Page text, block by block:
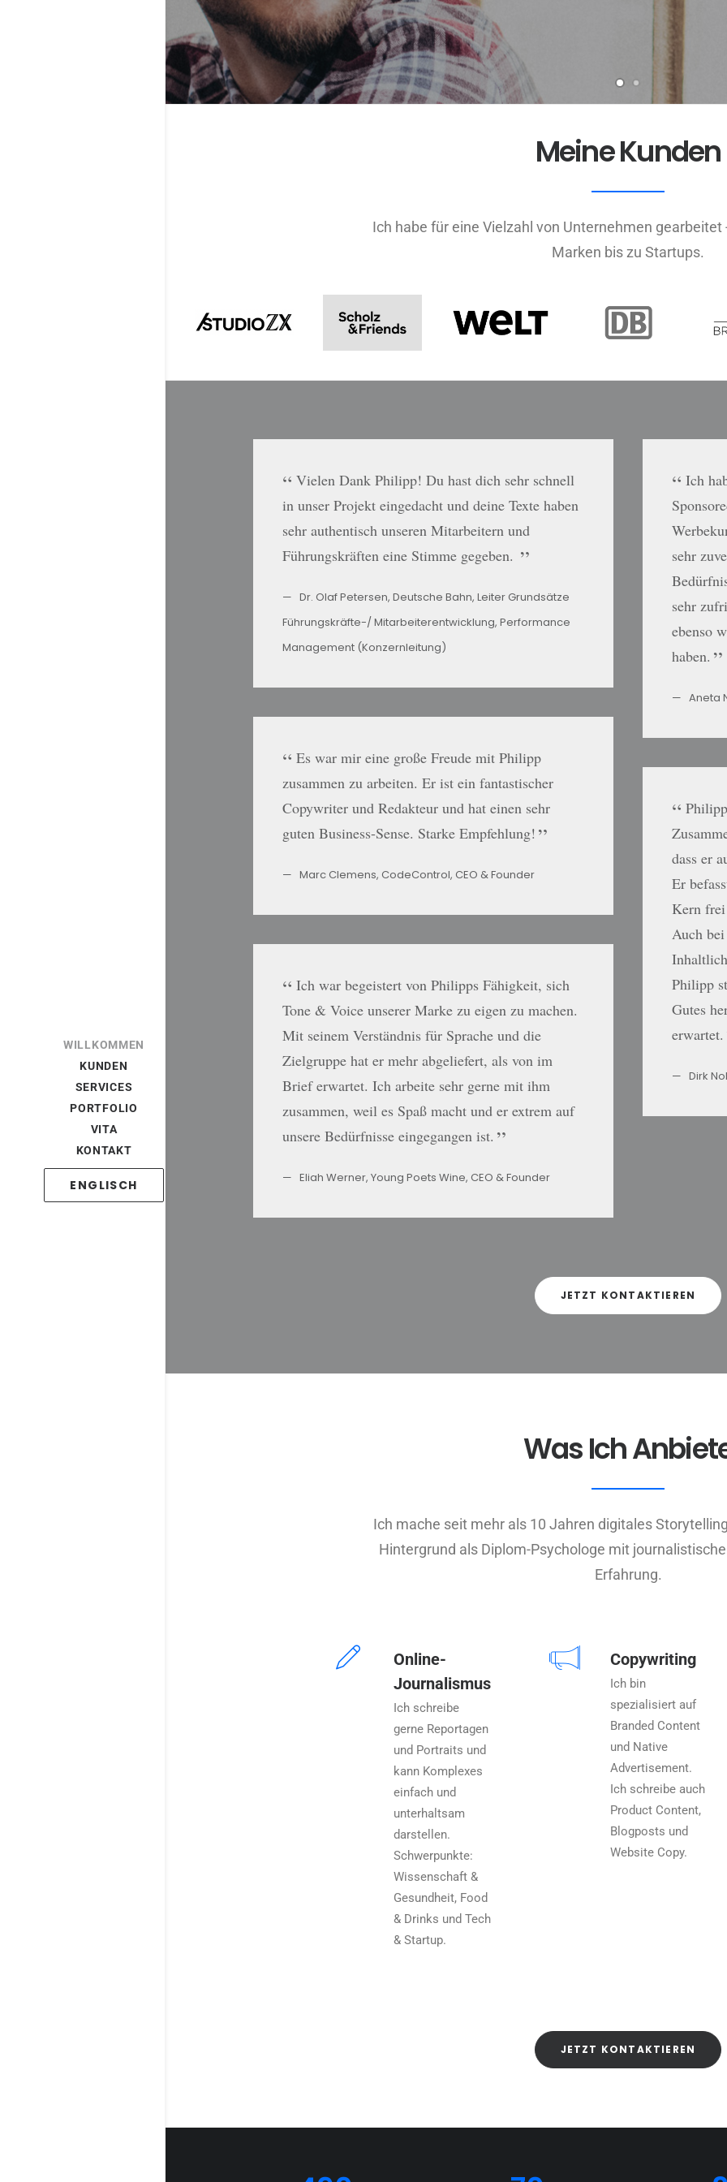
WILLKOMMEN
KUNDEN
SERVICES
PORTFOLIO
VITA
KONTAKT
ENGLISCH
Meine Kunden
Ich habe für eine Vielzahl von Unternehmen
Marken bis zu Startups.
Vielen Dank Philipp! Du hast dich sehr schnell
in unser Projekt eingedacht und deine Texte haben
sehr authentisch unseren Mitarbeitern und
Führungskräften eine Stimme gegeben.
Dr. Olaf Petersen, Deutsche Bahn, Leiter Grundsätze
Führungskräfte-/ Mitarbeiterentwicklung, Performance
Management (Konzernleitung)
Ich
sehr
sehr
ebenso
haben.
Aneta
Es war mir eine große Freude mit Philipp
zusammen zu arbeiten. Er ist ein fantastischer
Copywriter und Redakteur und hat einen sehr
guten Business-Sense. Starke Empfehlung!
Marc Clemens, CodeControl, CEO & Founder
dass er
Er
Kern
Auch
Philipp
Gutes
erwartet.
Dirk
Ich war begeistert von Philipps Fähigkeit, sich
Tone & Voice unserer Marke zu eigen zu machen.
Mit seinem Verständnis für Sprache und die
Zielgruppe hat er mehr abgeliefert, als von im
Brief erwartet. Ich arbeite sehr gerne mit ihm
zusammen, weil es Spaß macht und er extrem auf
unsere Bedürfnisse eingegangen ist.
Eliah Werner, Young Poets Wine, CEO & Founder
JETZT KONTAKTIEREN
Was Ich
Ich mache seit mehr als 10 Jahren digitales
Hintergrund als Diplom-Psychologe mit
Erfahrung.
Online-
Journalismus
Ich schreibe
gerne Reportagen
und Portraits und
kann Komplexes
einfach und
unterhaltsam
darstellen.
Schwerpunkte:
Wissenschaft &
Gesundheit, Food
& Drinks und Tech
& Startup.
Copywriting
Ich bin
spezialisiert auf
Branded Content
und Native
Advertisement.
Ich schreibe auch
Product Content,
Blogposts und
Website Copy.
JETZT KONTAKTIEREN